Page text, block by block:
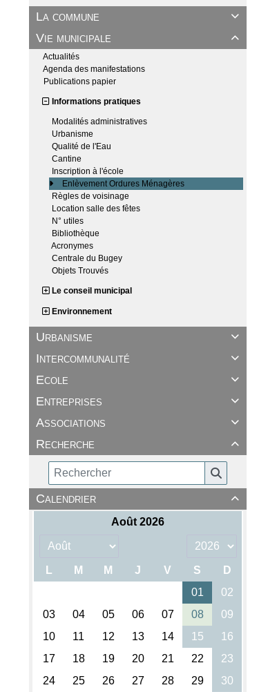

La commune

Vie municipale
Actualités
Agenda des manifestations
Publications papier
Informations pratiques
Modalités administratives
Urbanisme
Qualité de l'Eau
Cantine
Inscription à l'école
Enlèvement Ordures Ménagères
Règles de voisinage
Location salle des fêtes
N° utiles
Bibliothèque
Acronymes
Centrale du Bugey
Objets Trouvés
Le conseil municipal
Environnement

Urbanisme

Intercommunalité

Ecole

Entreprises

Associations

Recherche

Calendrier